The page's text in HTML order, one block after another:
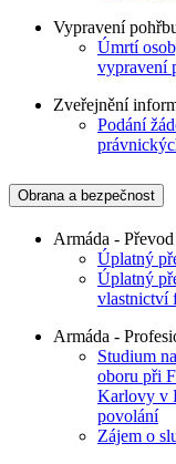
Vypravení
Úmrtí
vypravení
Zveřejnění
Podání
Obrana a bezpečnost
Armáda -
Úplatný
Úplatný
vlastnictví
Armáda -
Studium
oboru při
Karlovy v
povolání
Zájem o